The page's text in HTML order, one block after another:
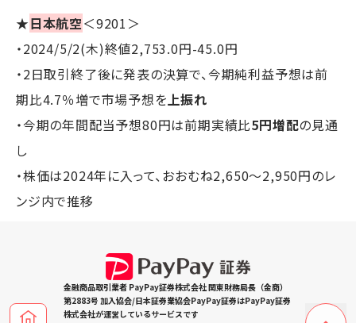
★日本航空＜9201＞
・2024/5/2(木)終値2,753.0円-45.0円
・2日取引終了後に発表の決算で、今期純利益予想は前
期比4.7％増で市場予想を 上振れ
・今期の年間配当予想80円は前期実績比5円増配の見通
し
・株価は2024年に入って、おおむね2,650～2,950円のレ
ンジ内で推移
金融商品取引業者 PayPay証券株式会社 関東財務局長（金商）
第2883号 加入協会/日本証券業協会PayPay証券はPayPay証券
株式会社が運営しているサービスです